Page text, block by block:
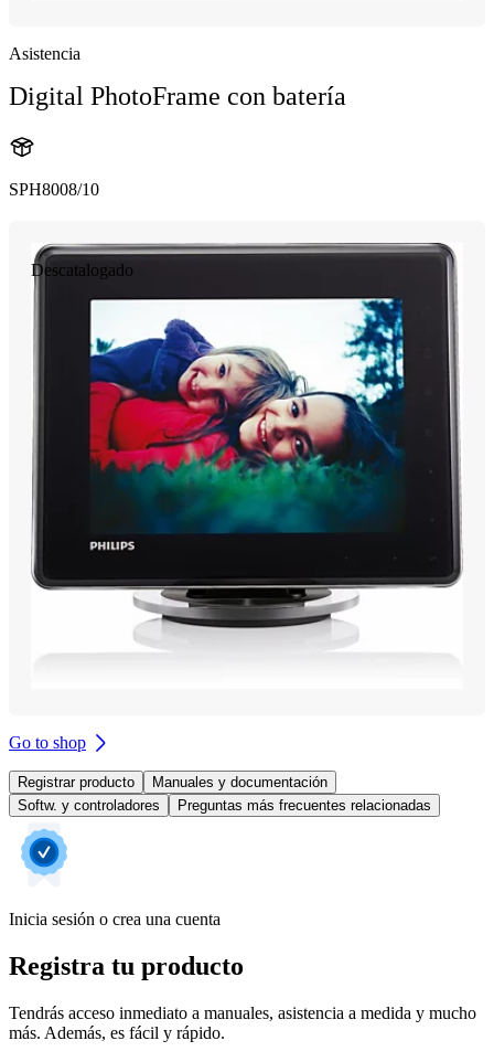
Asistencia
Digital PhotoFrame con batería
SPH8008/10
Descatalogado
Go to shop
Registrar producto
Manuales y documentación
Softw. y controladores
Preguntas más frecuentes relacionadas
Inicia sesión o crea una cuenta
Registra tu producto
Tendrás acceso inmediato a manuales, asistencia a medida y mucho
más. Además, es fácil y rápido.